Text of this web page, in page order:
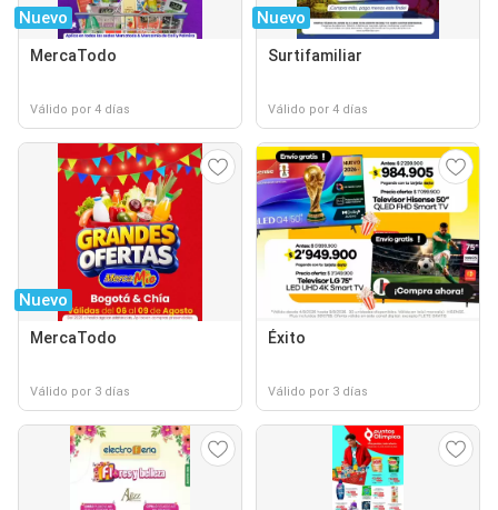
Nuevo
MercaTodo
Válido por 4 días
Nuevo
Surtifamiliar
Válido por 4 días
Nuevo
MercaTodo
Válido por 3 días
Éxito
Válido por 3 días